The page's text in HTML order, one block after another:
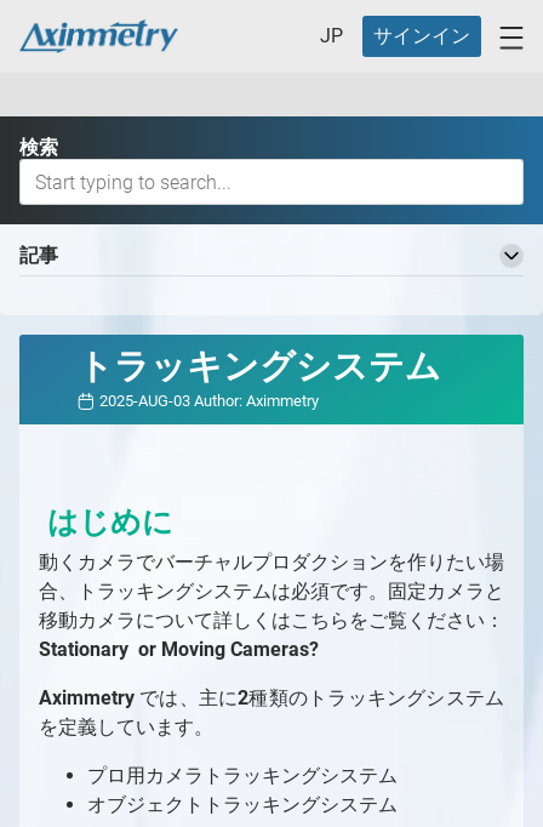
JP サインイン
検索
記事
Aximmetry 知識ベースへようこそ
バーチャルプロダクションワークフロー
バーチャルプロダクションの定義とそのメリット
スタジオ計画
グリーンスクリーン
LEDウォール
AR（拡張現実）
どのAximmetryが最適か
Aximmetry エディション
Aximmetry レンダリング・コンポーネント
Aximmetry ソフトウェアパッケージ
必要なライセンス数は？
対応ハードウェア
対応ハードウェアの概要
PC
ソフトウェア環境
対応GPU
Mac対応
ワークステーションのシステム要件
プロフェッショナルカメラとオブジェクトトラ
ッキングシステム
トラッキングシステム
インターフェース
SDI
NDI
HDMI
コントローラー
コントローラー
Aximmetry の開始方法
これから始めるAximmetry入門
バーチャルプロダクション用の入力/出力の設定
トラッキングシステム
2025-AUG-03 Author: Aximmetry
はじめに
動くカメラでバーチャルプロダクションを作りたい場
合、トラッキングシステムは必須です。固定カメラと
移動カメラについて詳しくはこちらをご覧ください：
Stationary or Moving Cameras?
Aximmetry では、主に2種類のトラッキングシステム
を定義しています。
プロ⽤カメラトラッキングシステム
オブジェクトトラッキングシステム